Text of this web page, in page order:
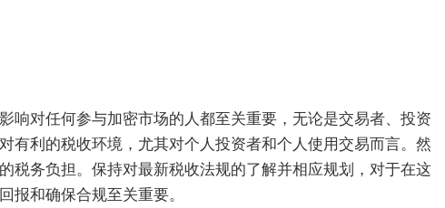
响对任何参与加密市场的人都至关重要，无论是交易者、投资
有利的税收环境，尤其对个人投资者和个人使用交易而言。然
税务负担。保持对最新税收法规的了解并相应规划，对于在这
报和确保合规至关重要。